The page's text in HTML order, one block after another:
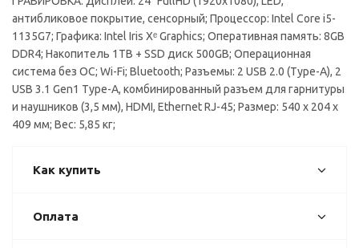
антибликовое покрытие, сенсорный; Процессор: Intel Core i5-
1135G7; Графика: Intel Iris Xᵉ Graphics; Оперативная память: 8GB
DDR4; Накопитель 1TB + SSD диск 500GB; Операционная
система без ОС; Wi-Fi; Bluetooth; Разъемы: 2 USB 2.0 (Type-A), 2
USB 3.1 Gen1 Type-A, комбинированный разъем для гарнитуры
и наушников (3,5 мм), HDMI, Ethernet RJ-45; Размер: 540 x 204 x
409 мм; Вес: 5,85 кг;
Как купить
Оплата